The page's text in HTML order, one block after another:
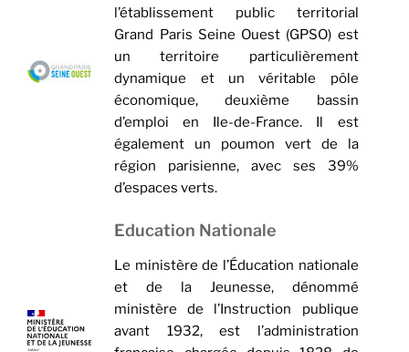
l’établissement public territorial
Grand Paris Seine Ouest (GPSO) est
un territoire particulièrement
dynamique et un véritable pôle
économique, deuxième bassin
d’emploi en Ile-de-France. Il est
également un poumon vert de la
région parisienne, avec ses 39%
d’espaces verts.
Education Nationale
Le ministère de l’Éducation nationale
et de la Jeunesse, dénommé
ministère de l’Instruction publique
avant 1932, est l’administration